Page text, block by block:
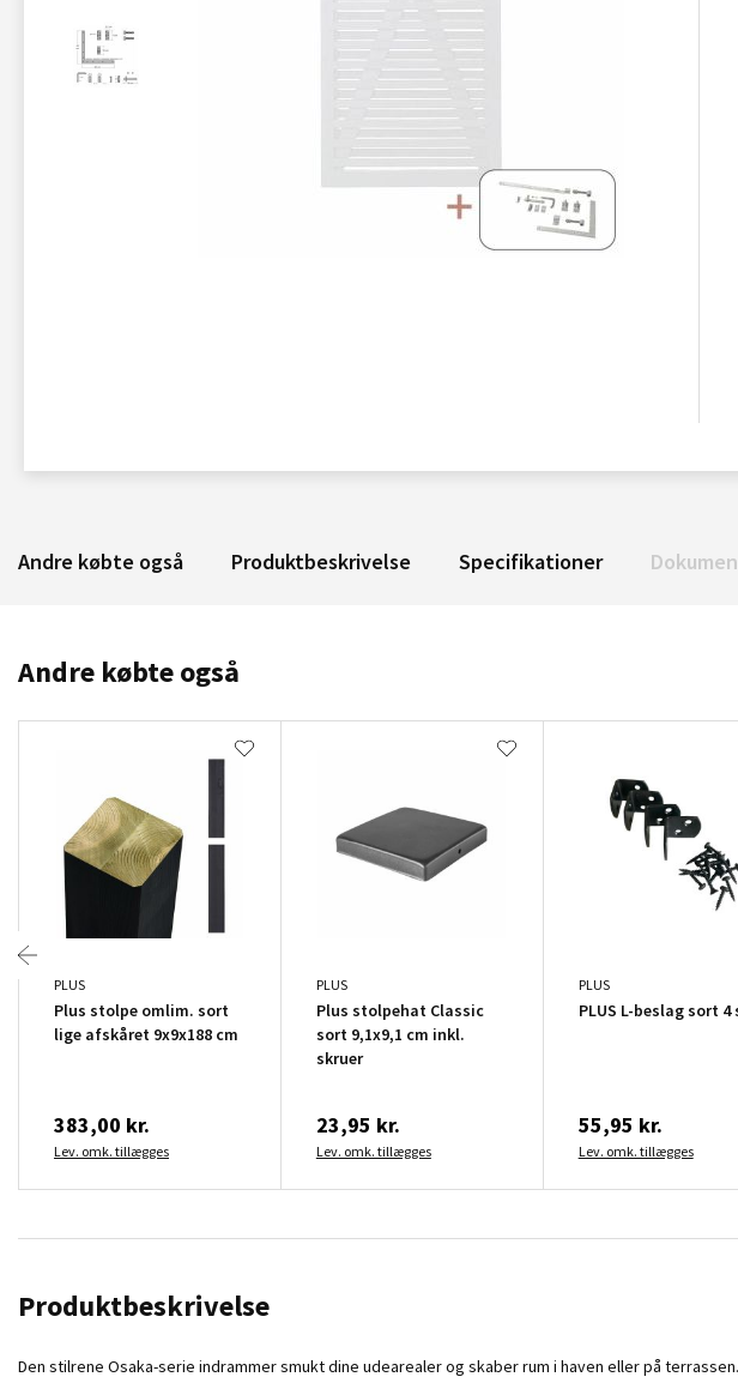
Andre købte også Produktbeskrivelse Specifikationer
Andre købte også
PLUS
Plus stolpe omlim. sort
lige afskåret 9x9x188 cm
383,00 kr.
Lev. omk. tillægges
PLUS
Plus stolpehat Classic
sort 9,1x9,1 cm inkl.
skruer
23,95 kr.
Lev. omk. tillægges
PLUS
PLUS L-beslag sort 4
55,95 kr.
Lev. omk. tillægges
Produktbeskrivelse
Den stilrene Osaka-serie indrammer smukt dine udearealer og skaber rum i haven eller på terrassen.